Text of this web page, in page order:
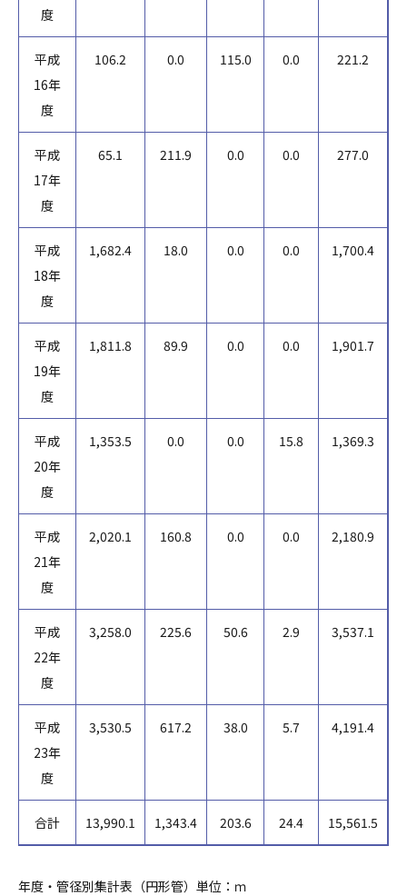
度
平成
16年
度
106.2 0.0 115.0 0.0 221.2
平成
17年
度
65.1 211.9 0.0 0.0 277.0
平成
18年
度
1,682.4 18.0 0.0 0.0 1,700.4
平成
19年
度
1,811.8 89.9 0.0 0.0 1,901.7
平成
20年
度
1,353.5 0.0 0.0 15.8 1,369.3
平成
21年
度
2,020.1 160.8 0.0 0.0 2,180.9
平成
22年
度
3,258.0 225.6 50.6 2.9 3,537.1
平成
23年
度
3,530.5 617.2 38.0 5.7 4,191.4
合計 13,990.1 1,343.4 203.6 24.4 15,561.5
年度・管径別集計表（円形管）単位：ｍ